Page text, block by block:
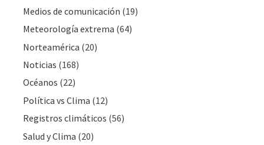
Medios de comunicación (19)
Meteorologí­a extrema (64)
Norteamérica (20)
Noticias (168)
Océanos (22)
Polí­tica vs Clima (12)
Registros climáticos (56)
Salud y Clima (20)